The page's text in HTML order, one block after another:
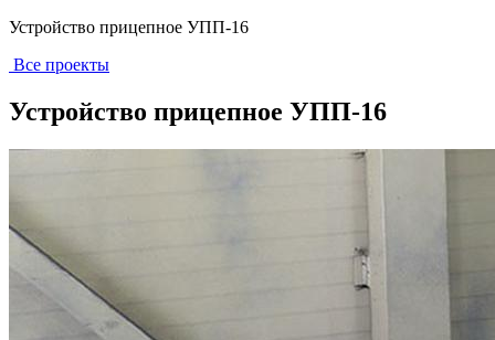
Устройство прицепное УПП-16
Все проекты
Устройство прицепное УПП-16